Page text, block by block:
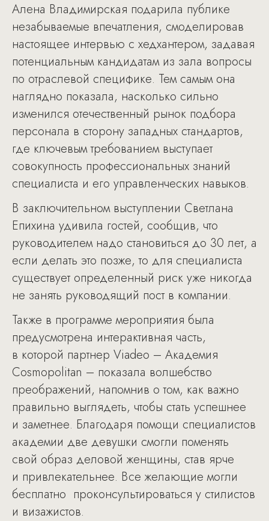
Алена Владимирская подарила публике
незабываемые впечатления, смоделировав
настоящее интервью с хедхантером, задавая
потенциальным кандидатам из зала вопросы
по отраслевой специфике. Тем самым она
наглядно показала, насколько сильно
изменился отечественный рынок подбора
персонала в сторону западных стандартов,
где ключевым требованием выступает
совокупность профессиональных знаний
специалиста и его управленческих навыков.
В заключительном выступлении Светлана
Епихина удивила гостей, сообщив, что
руководителем надо становиться до 30 лет, а
если делать это позже, то для специалиста
существует определенный риск уже никогда
не занять руководящий пост в компании.
Также в программе мероприятия была
предусмотрена интерактивная часть,
в которой партнер Viadeo – Академия
Cosmopolitan – показала волшебство
преображений, напомнив о том, как важно
правильно выглядеть, чтобы стать успешнее
и заметнее. Благодаря помощи специалистов
академии две девушки смогли поменять
свой образ деловой женщины, став ярче
и привлекательнее. Все желающие могли
бесплатно проконсультироваться у стилистов
и визажистов.